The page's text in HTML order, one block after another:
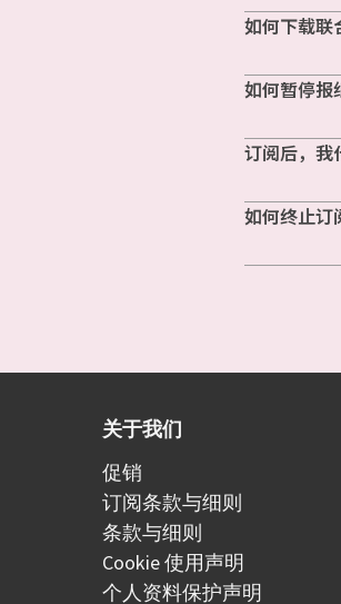
如何下载联
如何暂停报
订阅后，我
如何终止订
关于我们
促销
订阅条款与细则
条款与细则
Cookie 使用声明
个人资料保护声明